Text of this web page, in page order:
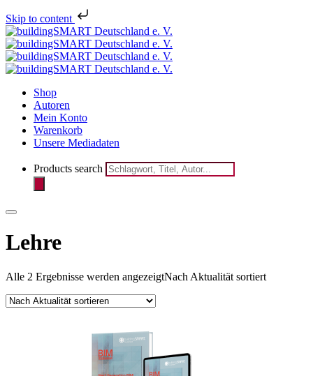
Skip to content
Shop
Autoren
Mein Konto
Warenkorb
Unsere Mediadaten
Products search
Lehre
Alle 2 Ergebnisse werden angezeigtNach Aktualität sortiert
Melden Sie sich jetzt für den
Newsletter des bSD Verlags
an!